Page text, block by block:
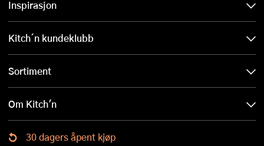
Inspirasjon
Kitch´n kundeklubb
Sortiment
Om Kitch'n
30 dagers åpent kjøp